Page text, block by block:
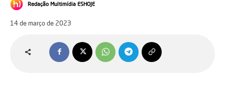
Redação Multimídia ESHOJE
14 de março de 2023